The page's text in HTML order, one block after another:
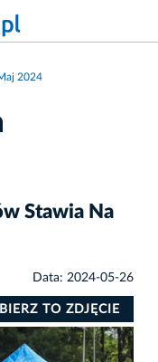
2024
Stawia Na
Data: 2024-05-26
TO ZDJĘCIE